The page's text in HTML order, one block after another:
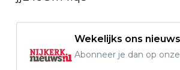
Wekelijks ons
Abonneer je dan op